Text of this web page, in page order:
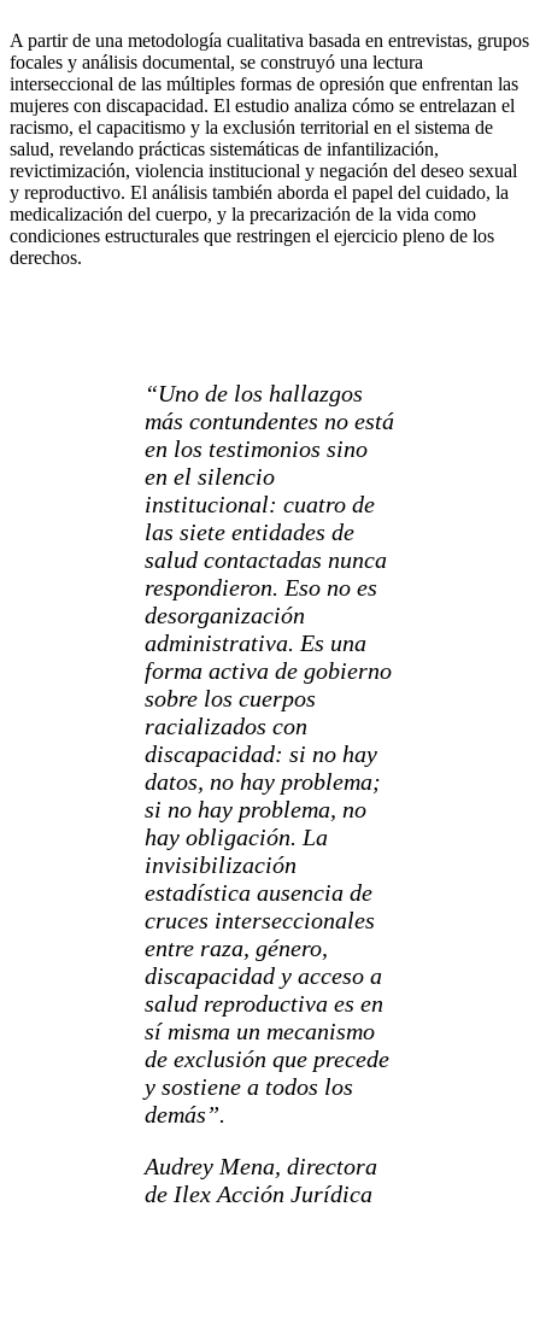
A partir de una metodología cualitativa basada en entrevistas, grupos
focales y análisis documental, se construyó una lectura
interseccional de las múltiples formas de opresión que enfrentan las
mujeres con discapacidad. El estudio analiza cómo se entrelazan el
racismo, el capacitismo y la exclusión territorial en el sistema de
salud, revelando prácticas sistemáticas de infantilización,
revictimización, violencia institucional y negación del deseo sexual
y reproductivo. El análisis también aborda el papel del cuidado, la
medicalización del cuerpo, y la precarización de la vida como
condiciones estructurales que restringen el ejercicio pleno de los
derechos.
“Uno de los hallazgos
más contundentes no está
en los testimonios sino
en el silencio
institucional: cuatro de
las siete entidades de
salud contactadas nunca
respondieron. Eso no es
desorganización
administrativa. Es una
forma activa de gobierno
sobre los cuerpos
racializados con
discapacidad: si no hay
datos, no hay problema;
si no hay problema, no
hay obligación. La
invisibilización
estadística ausencia de
cruces interseccionales
entre raza, género,
discapacidad y acceso a
salud reproductiva es en
sí misma un mecanismo
de exclusión que precede
y sostiene a todos los
demás”.
Audrey Mena, directora
de Ilex Acción Jurídica